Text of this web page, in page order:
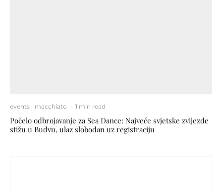
events macchiato · 1 min read
Počelo odbrojavanje za Sea Dance: Najveće svjetske zvijezde
stižu u Budvu, ulaz slobodan uz registraciju